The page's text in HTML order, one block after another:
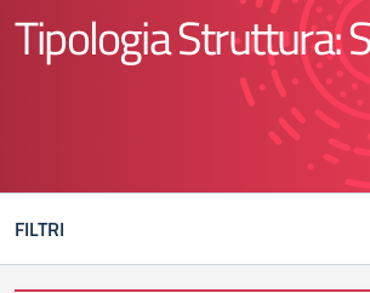
Tipologia Struttura:
FILTRI